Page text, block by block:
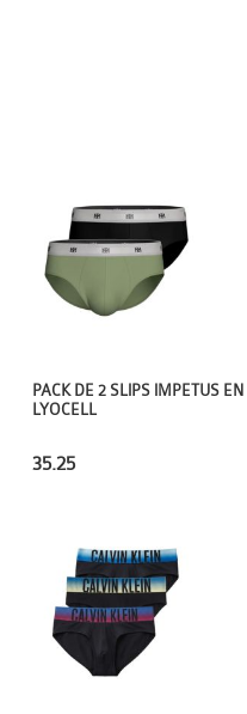
PACK DE 2 SLIPS IMPETUS EN
LYOCELL
35.25